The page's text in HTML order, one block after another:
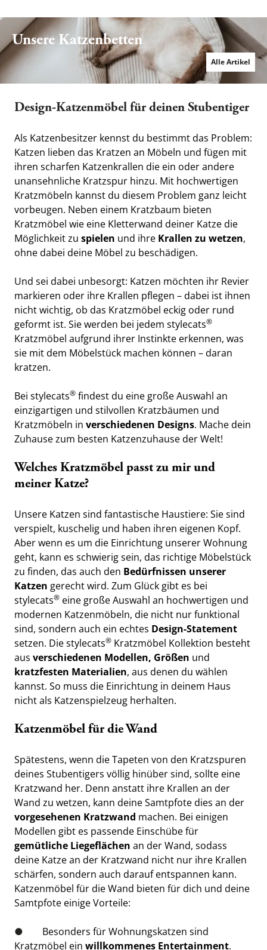
Unsere Katzenbetten
Alle Artikel
Design-Katzenmöbel für deinen Stubentiger
Als Katzenbesitzer kennst du bestimmt das Problem:
Katzen lieben das Kratzen an Möbeln und fügen mit
ihren scharfen Katzenkrallen die ein oder andere
unansehnliche Kratzspur hinzu. Mit hochwertigen
Kratzmöbeln kannst du diesem Problem ganz leicht
vorbeugen. Neben einem Kratzbaum bieten
Kratzmöbel wie eine Kletterwand deiner Katze die
Möglichkeit zu spielen und ihre Krallen zu wetzen,
ohne dabei deine Möbel zu beschädigen.
Und sei dabei unbesorgt: Katzen möchten ihr Revier
markieren oder ihre Krallen pflegen – dabei ist ihnen
nicht wichtig, ob das Kratzmöbel eckig oder rund
geformt ist. Sie werden bei jedem stylecats®
Kratzmöbel aufgrund ihrer Instinkte erkennen, was
sie mit dem Möbelstück machen können – daran
kratzen.
Bei stylecats® findest du eine große Auswahl an
einzigartigen und stilvollen Kratzbäumen und
Kratzmöbeln in verschiedenen Designs. Mache dein
Zuhause zum besten Katzenzuhause der Welt!
Welches Kratzmöbel passt zu mir und
meiner Katze?
Unsere Katzen sind fantastische Haustiere: Sie sind
verspielt, kuschelig und haben ihren eigenen Kopf.
Aber wenn es um die Einrichtung unserer Wohnung
geht, kann es schwierig sein, das richtige Möbelstück
zu finden, das auch den Bedürfnissen unserer
Katzen gerecht wird. Zum Glück gibt es bei
stylecats® eine große Auswahl an hochwertigen und
modernen Katzenmöbeln, die nicht nur funktional
sind, sondern auch ein echtes
setzen. Die stylecats® Kratzmöbel Kollektion besteht
aus verschiedenen Modellen, Größen
kratzfesten Materialien, aus denen du wählen
kannst. So muss die Einrichtung in deinem Haus
nicht als Katzenspielzeug herhalten.
Katzenmöbel für die Wand
Spätestens, wenn die Tapeten von den Kratzspuren
deines Stubentigers völlig hinüber sind, sollte eine
Kratzwand her. Denn anstatt ihre Krallen an der
vorgesehenen Kratzwand machen. Bei einigen
gemütliche Liegeflächen an der Wand, sodass
deine Katze an der Kratzwand nicht nur ihre Krallen
schärfen, sondern auch darauf entspannen kann.
Katzenmöbel für die Wand bieten für dich und deine
Samtpfote einige Vorteile:
● Besonders für Wohnungskatzen sind
Kratzmöbel ein willkommenes Entertainment.